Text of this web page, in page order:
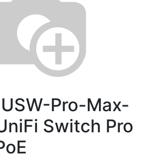
Pro-Max-
Switch Pro